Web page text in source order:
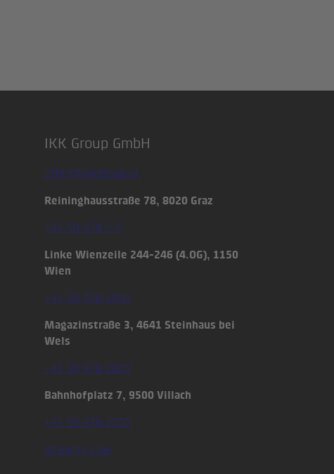
FooterIKK Group GmbH
office@ikkgroup.at
Reininghausstraße 78, 8020 Graz
+43 50 978 – 0
Linke Wienzeile 244-246 (4.OG), 1150
Wien
+43 50 978 2900
Magazinstraße 3, 4641 Steinhaus bei
Wels
+43 50 978 2600
Bahnhofplatz 7, 9500 Villach
+43 50 978 2700
Integrity Line